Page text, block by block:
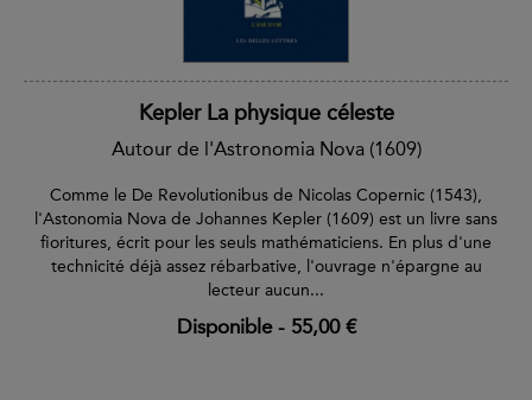
Kepler La physique céleste
Autour de l'Astronomia Nova (1609)
Comme le De Revolutionibus de Nicolas Copernic (1543),
l'Astonomia Nova de Johannes Kepler (1609) est un livre sans
fioritures, écrit pour les seuls mathématiciens. En plus d'une
technicité déjà assez rébarbative, l'ouvrage n'épargne au
lecteur aucun...
Disponible- 55,00 €